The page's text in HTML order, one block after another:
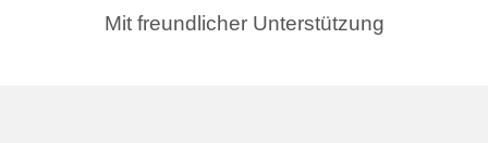
Mit freundlicher Unterstützung